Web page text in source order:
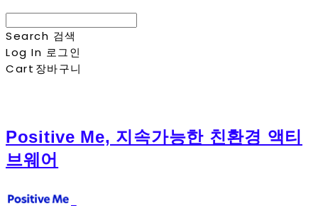
Search 검색
Log In 로그인
Cart 장바구니
Positive Me, 지속가능한 친환경 액티
브웨어